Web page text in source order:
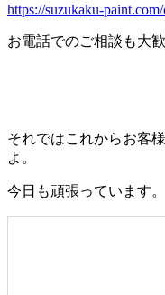
https://suzukaku-
お電話でのご相談も大
それではこれからお客
よ。
今日も頑張っています。